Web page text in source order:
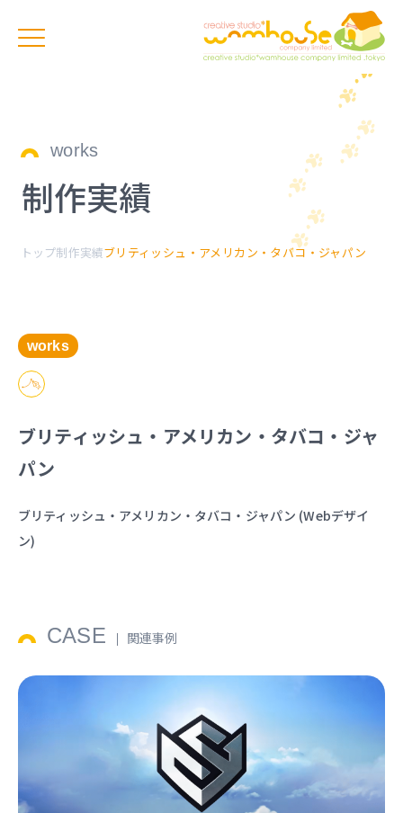
works
制作実績
トップ制作実績ブリティッシュ・アメリカン・タバコ・ジャパン
works
ブリティッシュ・アメリカン・タバコ・ジャ
パン
ブリティッシュ・アメリカン・タバコ・ジャパン (Webデザイ
ン)
CASE 関連事例